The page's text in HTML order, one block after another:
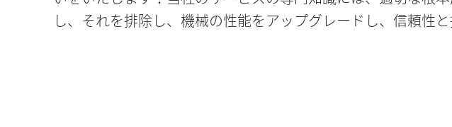
し、それを排除し、機械の性能をアップグレードし、信頼性